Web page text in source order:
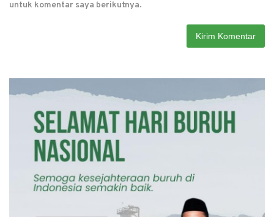
untuk komentar saya berikutnya.